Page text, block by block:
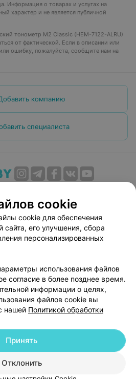
Информация о товарах и услугах на
характер и не является публичной
тонометр M2 Classic (HEM-7122-ALRU)
от фактической. Если в описании или
ошибку, пожалуйста, сообщите нам на
компанию
специалиста
Публичный договор
Способы оплаты
Партнеры
настройки cookie
персональных данных
191700409| 220012, Республика Беларусь,
cookie
cookie для обеспечения
сайта, его улучшения, сбора
персонализированных
использования файлов
согласие в более позднее время.
информации о целях,
файлов cookie вы
нашей Политикой обработки
Отклонить
Принять